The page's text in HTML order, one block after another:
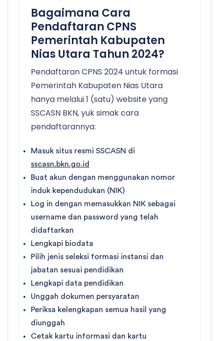
Bagaimana Cara
Pendaftaran CPNS
Pemerintah Kabupaten
Nias Utara Tahun 2024?
Pendaftaran CPNS 2024 untuk formasi
Pemerintah Kabupaten Nias Utara
hanya melalui 1 (satu) website yang
SSCASN BKN, yuk simak cara
pendaftarannya:
Masuk situs resmi SSCASN di
sscasn.bkn.go.id
Buat akun dengan menggunakan nomor
induk kependudukan (NIK)
Log in dengan memasukkan NIK sebagai
username dan password yang telah
didaftarkan
Lengkapi biodata
Pilih jenis seleksi formasi instansi dan
jabatan sesuai pendidikan
Lengkapi data pendidikan
Unggah dokumen persyaratan
Periksa kelengkapan semua hasil yang
diunggah
Cetak kartu informasi dan kartu